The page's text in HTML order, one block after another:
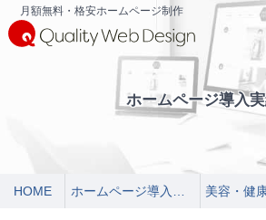
月額無料・格安ホームページ制作
ホームページ導入
HOME